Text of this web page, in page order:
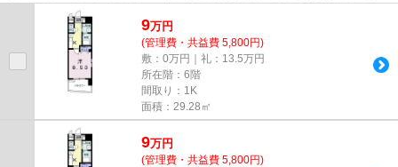
しております！最新の情報は...
9万円
(管理費・共益費 5,800円)
敷：0万円｜礼：13.5万円
所在階：6階
間取り：1K
面積：29.28㎡
9万円
(管理費・共益費 5,800円)